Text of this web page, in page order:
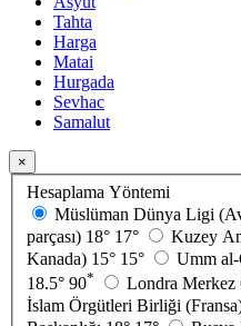
Tahta
Harga
Matai
Hurgada
Sevhac
Samalut
×
Hesaplama Yöntemi
Müslüman Dünya Ligi
parçası) 18° 17°
Kuzey
Kanada) 15° 15°
Umm al-
18.5° 90* Londra Merkez
İslam Örgütleri Birliği